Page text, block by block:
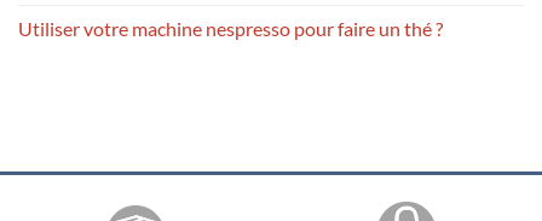
Utiliser votre machine nespresso pour faire un thé ?